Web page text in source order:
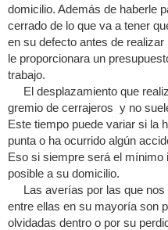
domicilio. Además de haberle
cerrado de lo que va a tener
en su defecto antes de realizar
le proporcionara un
trabajo.
El desplazamiento que
gremio de cerrajeros y no
Este tiempo puede variar si la
punta o ha ocurrido algún
Eso si siempre será el mínimo
posible a su domicilio.
Las averías por las que nos
entre ellas en su mayoría son
olvidadas dentro o por su